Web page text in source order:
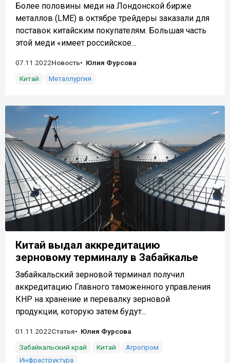
Более половины меди на Лондонской бирже
металлов (LME) в октябре трейдеры заказали для
поставок китайским покупателям. Большая часть
этой меди «имеет российское...
07.11.2022Новость
Юлия Фурсова
Китай
Металлургия
Китай выдал аккредитацию
зерновому терминалу в Забайкалье
Забайкальский зерновой терминал получил
аккредитацию Главного таможенного управления
КНР на хранение и перевалку зерновой
продукции, которую затем будут...
01.11.2022Статья
Юлия Фурсова
Забайкальский край
Китай
Агропром
Инфраструктура